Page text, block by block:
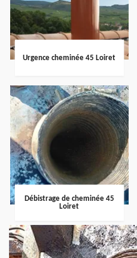
Urgence cheminée 45 Loiret
Débistrage de cheminée 45
Loiret